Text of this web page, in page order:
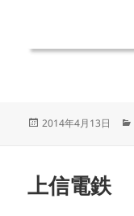
投
2014年4月13日
上信電鉄